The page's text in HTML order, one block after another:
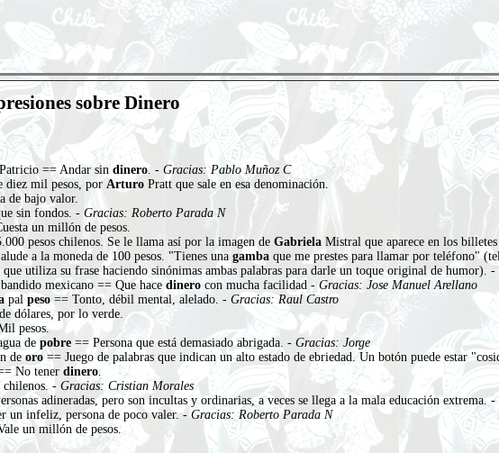
sobre Dinero
Patricio == Andar sin dinero. - Gracias: Pablo Muñoz C
mil pesos, por Arturo Pratt que sale en esa denominación.
de bajo valor.
sin fondos. - Gracias: Roberto Parada N
un millón de pesos.
pesos chilenos. Se le llama así por la imagen de Gabriela Mistral que aparece en los
alude a la moneda de 100 pesos. "Tienes una gamba que me prestes para llamar por teléfono"
utiliza su frase haciendo sinónimas ambas palabras para darle un toque original de humor). -
mexicano == Que hace dinero con mucha facilidad - Gracias: Jose Manuel Arellano
pal peso== Tonto, débil mental, alelado. - Gracias: Raul Castro
dólares, por lo verde.
pesos.
de pobre == Persona que está demasiado abrigada. - Gracias: Jorge
de oro == Juego de palabras que indican un alto estado de ebriedad. Un botón puede estar
No tener dinero.
chilenos. - Gracias: Cristian Morales
adineradas, pero son incultas y ordinarias, a veces se llega a la mala educación extrema. -
un infeliz, persona de poco valer. - Gracias: Roberto Parada N
un millón de pesos.